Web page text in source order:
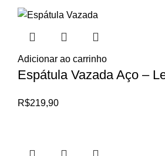
Adicionar ao carrinho
Espátula Vazada Aço –
R$219,90